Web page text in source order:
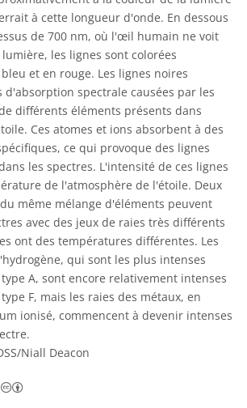
à cette longueur d'onde. En dessous
de 700 nm, où l'œil humain ne voit
les lignes sont colorées
et en rouge. Les lignes noires
spectrale causées par les
différents éléments présents dans
Ces atomes et ions absorbent à des
ce qui provoque des lignes
les spectres. L'intensité de ces lignes
de l'atmosphère de l'étoile. Deux
même mélange d'éléments peuvent
avec des jeux de raies très différents
ont des températures différentes. Les
qui sont les plus intenses
A, sont encore relativement intenses
F, mais les raies des métaux, en
ionisé, commencent à devenir intenses
Niall Deacon
Creative Commons (CC) Attribution 4.0